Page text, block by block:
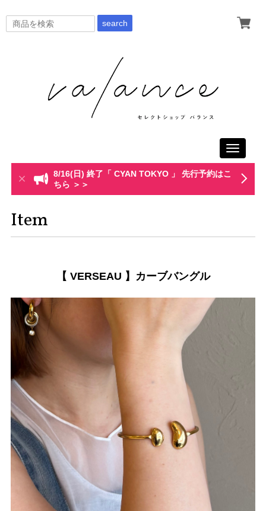
search
Toggle
8/16(日) 終了「 CYAN TOKYO 」 先行予約はこ
ちら ＞＞
Item
【 VERSEAU 】カーブバングル